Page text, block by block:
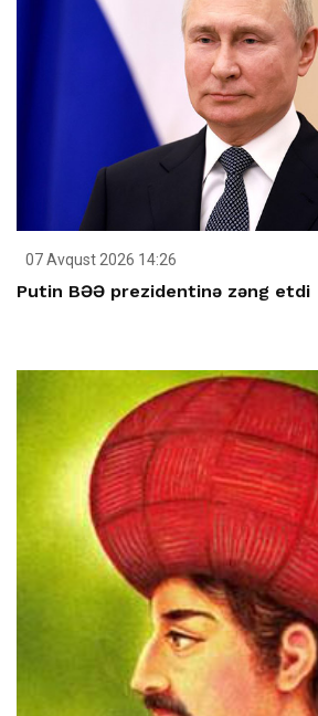
07 Avqust 2026 14:26
Putin BƏƏ prezidentinə zəng etdi